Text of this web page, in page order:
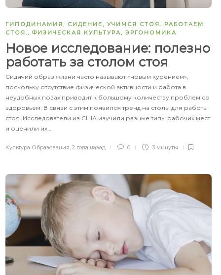
ГИПОДИНАМИЯ , СИДЕНИЕ , УЧИМСЯ СТОЯ. РАБОТАЕМ
СТОЯ. , ФИЗИЧЕСКАЯ КУЛЬТУРА , ЭРГОНОМИКА
Новое исследование: полезно
работать за столом стоя
Сидячий образ жизни часто называют «новым курением»,
поскольку отсутствие физической активности и работа в
неудобных позах приводит к большому количеству проблем со
здоровьем. В связи с этим появился тренд на столы для работы
стоя. Исследователи из США изучили разные типы рабочих мест
и оценили их…
Культура Образования 2 года назад 0 3 минуты